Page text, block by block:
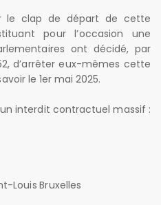
le clap de départ de cette
pour l’occasion une
ont décidé, par
d’arrêter eux-mêmes cette
le 1er mai 2025.
interdit contractuel massif :
Louis Bruxelles